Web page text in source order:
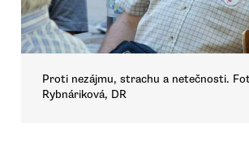
Proti nezájmu, strachu a netečnosti.
Rybnáriková, DR